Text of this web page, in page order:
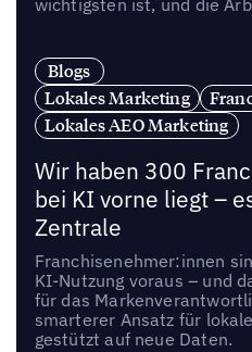
Blogs
Lokales Marketing
Lokales AEO Marketing
Wir haben 300
bei KI vorne liegt –
Zentrale
Franchisenehmer:innen
KI-Nutzung voraus – und
für das
smarterer Ansatz für
gestützt auf neue Daten.